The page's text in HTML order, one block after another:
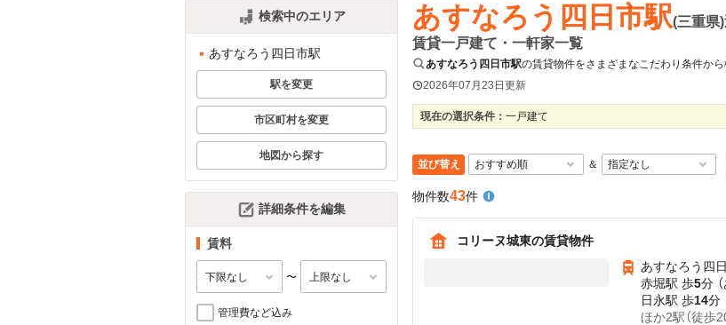
検索中のエリア
あすなろう四日市駅
駅を変更
市区町村を変更
地図から探す
詳細条件を編集
賃料
〜
管理費など込み
あすなろう四日市駅(三重県)
賃貸一戸建て・一軒家一覧
あすなろう四日市駅の賃貸物件をさまざまなこだわり条件から
2026年07月23日更新
現在の選択条件： 一戸建て
並び替え ＆
物件数43件
コリーヌ城東の賃貸物件
あすなろう四
赤堀駅 歩5分
日永駅 歩14分
ほか2駅（徒歩